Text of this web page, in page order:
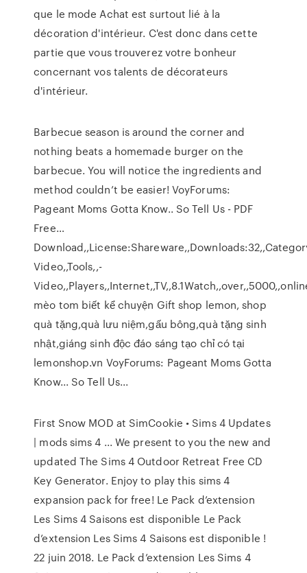
que le mode Achat est surtout lié à la
décoration d'intérieur. C'est donc dans cette
partie que vous trouverez votre bonheur
concernant vos talents de décorateurs
d'intérieur.
Barbecue season is around the corner and
nothing beats a homemade burger on the
barbecue. You will notice the ingredients and
method couldn’t be easier! VoyForums:
Pageant Moms Gotta Know.. So Tell Us - PDF
Free…
Video,,Tools,,-
mèo tom biết kể chuyện Gift shop lemon, shop
quà tặng,quà lưu niệm,gấu bông,quà tặng sinh
nhật,giáng sinh độc đáo sáng tạo chỉ có tại
lemonshop.vn VoyForums: Pageant Moms Gotta
Know... So Tell Us...
First Snow MOD at SimCookie • Sims 4 Updates
| mods sims 4 ... We present to you the new and
updated The Sims 4 Outdoor Retreat Free CD
Key Generator. Enjoy to play this sims 4
expansion pack for free! Le Pack d’extension
Les Sims 4 Saisons est disponible Le Pack
d’extension Les Sims 4 Saisons est disponible !
22 juin 2018. Le Pack d’extension Les Sims 4